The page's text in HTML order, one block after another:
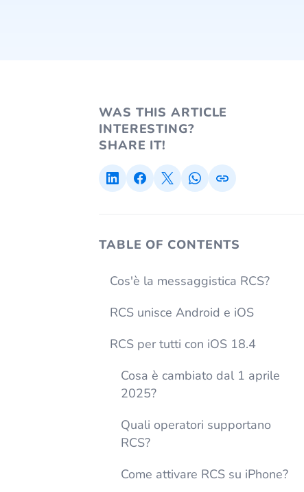
WAS THIS ARTICLE
INTERESTING?
SHARE IT!
TABLE OF CONTENTS
Cos'è la messaggistica RCS?
RCS unisce Android e iOS
RCS per tutti con iOS 18.4
Cosa è cambiato dal 1 aprile
2025?
Quali operatori supportano
RCS?
Come attivare RCS su iPhone?